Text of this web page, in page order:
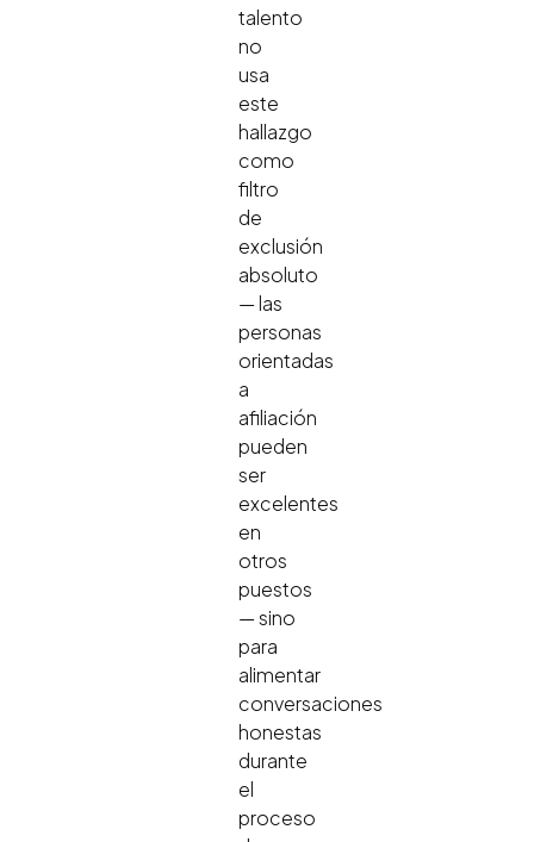
talento
no
usa
este
hallazgo
como
filtro
de
exclusión
absoluto
— las
personas
orientadas
a
afiliación
pueden
ser
excelentes
en
otros
puestos
— sino
para
alimentar
conversaciones
honestas
durante
el
proceso